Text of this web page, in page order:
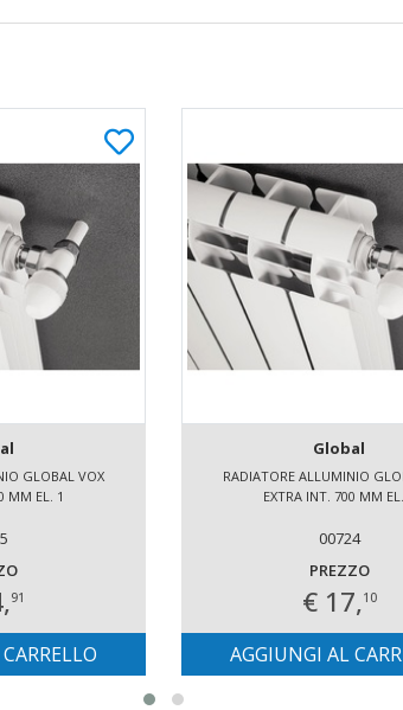
GLOBAL VOX
MM EL. 1
91
Global
RADIATORE ALLUMINIO
EXTRA INT. 700 MM
00724
PREZZO
€ 17,10
AGGIUNGI AL